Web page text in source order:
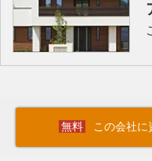
この会社に